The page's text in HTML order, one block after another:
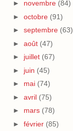
► novembre (84)
► octobre (91)
► septembre (63)
► août (47)
► juillet (67)
► juin (45)
► mai (74)
► avril (75)
► mars (78)
► février (85)